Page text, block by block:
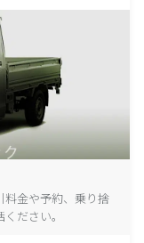
料金や予約、乗り捨
ださい。